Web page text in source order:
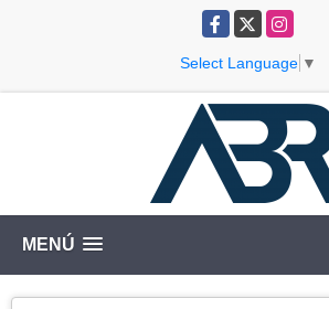
Facebook
X Instagram
Select Language ▼
MENÚ